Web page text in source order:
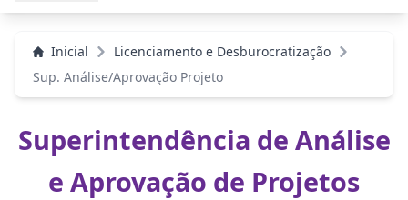
Inicial
Licenciamento e Desburocratização
Sup. Análise/Aprovação Projeto
Superintendência de Análise
e Aprovação de Projetos